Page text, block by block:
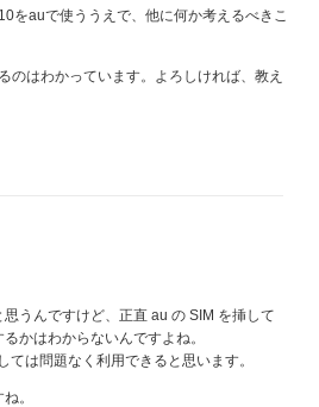
をauで使ううえで、他に何か考えるべきこ
のはわかっています。よろしければ、教え
うんですけど、正直 au の SIM を挿して
かはわからないんですよね。
ては問題なく利用できると思います。
。